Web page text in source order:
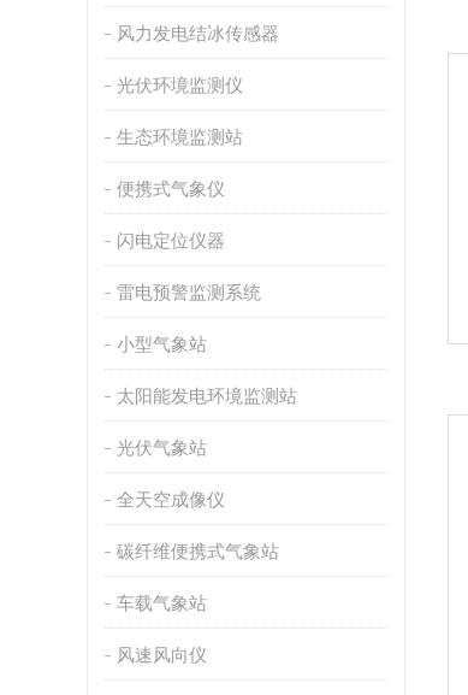
风力发电结冰传感器
光伏环境监测仪
生态环境监测站
便携式气象仪
闪电定位仪器
雷电预警监测系统
小型气象站
太阳能发电环境监测站
光伏气象站
全天空成像仪
碳纤维便携式气象站
车载气象站
风速风向仪